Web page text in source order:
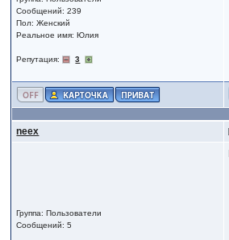
Сообщений: 239
Пол: Женский
Реальное имя: Юлия
Репутация: 3
neex
Группа: Пользователи
Сообщений: 5